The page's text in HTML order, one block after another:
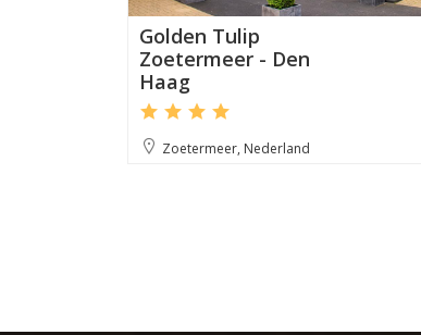
Golden Tulip
Zoetermeer - Den
Haag
Zoetermeer, Nederland